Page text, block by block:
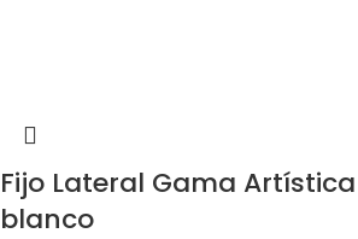
Fijo Lateral Gama Artística
blanco